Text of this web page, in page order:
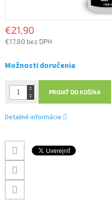
€21,90
€17,80 bez DPH
cena:
Možnosti doručenia
PRIDAŤ DO KOŠÍKA
Detailné informácie